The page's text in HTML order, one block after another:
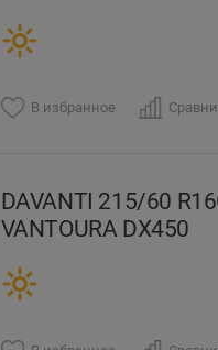
В избранное
DAVANTI 215/60
VANTOURA DX450